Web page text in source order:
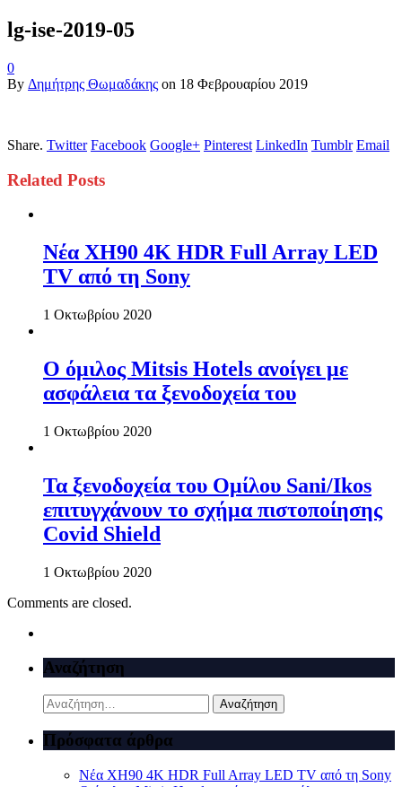
lg-ise-2019-05
0
By Δημήτρης Θωμαδάκης on 18 Φεβρουαρίου 2019
Share. Twitter Facebook Google+ Pinterest LinkedIn Tumblr Email
Related Posts
Νέα XH90 4K HDR Full Array LED
TV από τη Sony
1 Οκτωβρίου 2020
Ο όμιλος Mitsis Hotels ανοίγει με
ασφάλεια τα ξενοδοχεία του
1 Οκτωβρίου 2020
Τα ξενοδοχεία του Ομίλου Sani/Ikos
επιτυγχάνουν το σχήμα πιστοποίησης
Covid Shield
1 Οκτωβρίου 2020
Comments are closed.
Αναζήτηση
Αναζήτηση
για:
Πρόσφατα άρθρα
Νέα XH90 4K HDR Full Array LED TV από τη Sony